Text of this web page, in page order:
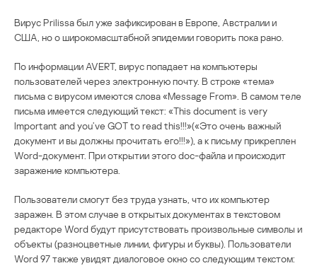
Вирус Prilissa был уже зафиксирован в Европе, Австралии и
США, но о широкомасштабной эпидемии говорить пока рано.
По информации AVERT, вирус попадает на компьютеры
пользователей через электронную почту. В строке «тема»
письма с вирусом имеются слова «Message From». В самом теле
письма имеется следующий текст: «This document is very
Important and you’ve GOT to read this!!!»(«Это очень важный
документ и вы должны прочитать его!!!»), а к письму прикреплен
Word-документ. При открытии этого doc-файла и происходит
заражение компьютера.
Пользователи смогут без труда узнать, что их компьютер
заражен. В этом случае в открытых документах в текстовом
редакторе Word будут присутствовать произвольные символы и
объекты (разноцветные линии, фигуры и буквы). Пользователи
Word 97 также увидят диалоговое окно со следующим текстом: